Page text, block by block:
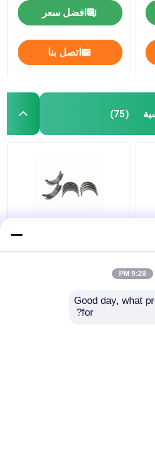
افضل سعر
اتصل بنا
(75)
لشركة هيلمان محرك كون
75221632
9:28 PM
Good day, what
for?